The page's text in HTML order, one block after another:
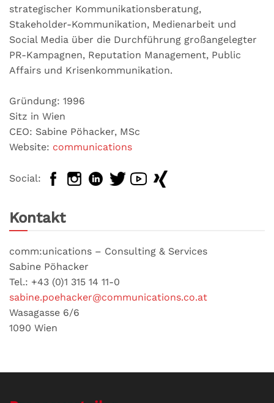
strategischer Kommunikationsberatung,
Stakeholder-Kommunikation, Medienarbeit und
Social Media über die Durchführung großangelegter
PR-Kampagnen, Reputation Management, Public
Affairs und Krisenkommunikation.
Gründung: 1996
Sitz in Wien
CEO: Sabine Pöhacker, MSc
Website: communications
Social:
Kontakt
comm:unications – Consulting & Services
Sabine Pöhacker
Tel.: +43 (0)1 315 14 11-0
sabine.poehacker@communications.co.at
Wasagasse 6/6
1090 Wien